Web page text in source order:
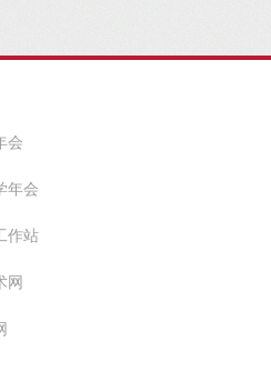
会
年会
作站
网